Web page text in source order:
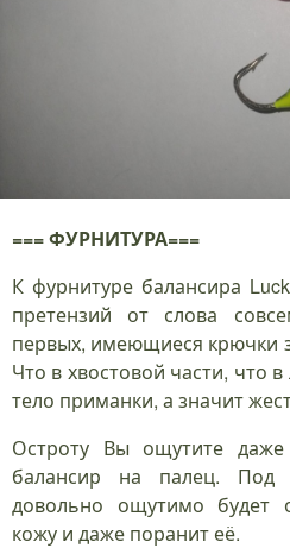
=== ФУРНИТУРА===
К фурнитуре балансира
претензий от слова
первых, имеющиеся крючки
Что в хвостовой части, что
тело приманки, а значит
Остроту Вы ощутите даже
балансир на палец. Под
довольно ощутимо будет
кожу и даже поранит её.